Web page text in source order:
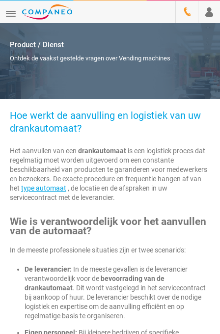
Product / Dienst
Ontdek de vaakst gestelde vragen over Vending machines
Hoe werkt de aanvulling en logistiek van uw
drankautomaat?
Het aanvullen van een drankautomaat is een logistiek proces dat
regelmatig moet worden uitgevoerd om een constante
beschikbaarheid van producten te garanderen voor medewerkers
en bezoekers. De exacte procedure en frequentie hangen af van
het type automaat , de locatie en de afspraken in uw
servicecontract met de leverancier.
Wie is verantwoordelijk voor het aanvullen
van de automaat?
In de meeste professionele situaties zijn er twee scenario's:
De leverancier: In de meeste gevallen is de leverancier
verantwoordelijk voor de bevoorrading van de
drankautomaat. Dit wordt vastgelegd in het servicecontract
bij aankoop of huur. De leverancier beschikt over de nodige
logistiek en expertise om de aanvulling efficiënt en op
regelmatige basis te organiseren.